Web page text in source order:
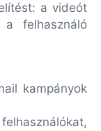
a videót
felhasználó
kampányok